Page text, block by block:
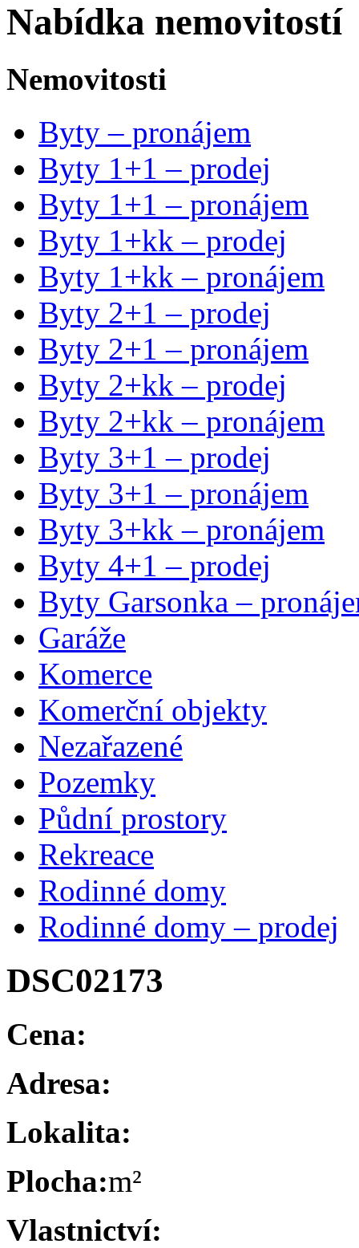
Nabídka nemovitostí
Nemovitosti
Byty – pronájem
Byty 1+1 – prodej
Byty 1+1 – pronájem
Byty 1+kk – prodej
Byty 1+kk – pronájem
Byty 2+1 – prodej
Byty 2+1 – pronájem
Byty 2+kk – prodej
Byty 2+kk – pronájem
Byty 3+1 – prodej
Byty 3+1 – pronájem
Byty 3+kk – pronájem
Byty 4+1 – prodej
Byty Garsonka –
Garáže
Komerce
Komerční objekty
Nezařazené
Pozemky
Půdní prostory
Rekreace
Rodinné domy
Rodinné domy – prodej
DSC02173
Cena:
Adresa:
Lokalita:
Plocha:m²
Vlastnictví: